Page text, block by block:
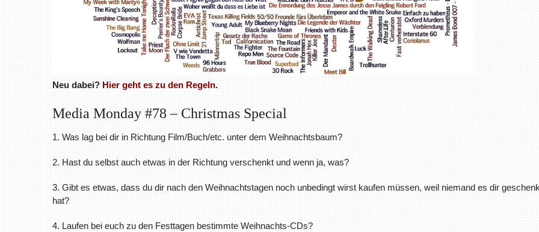
Neu dabei? Hier geht es zu den Regeln.
Media Monday #78 – Christmas Special
1. Was lag bei dir in Richtung Film/Buch/etc. unter dem Weihnachtsbaum?
2. Hast du selbst auch etwas in der Richtung verschenkt und wenn ja, was?
3. Gibt es etwas, dass du dir nach den Weihnachtstagen noch unbedingt wirst kaufen müssen, weil niemand es dir
hat?
4. Laufen bei euch zu den Festtagen bestimmte Weihnachts-CDs?